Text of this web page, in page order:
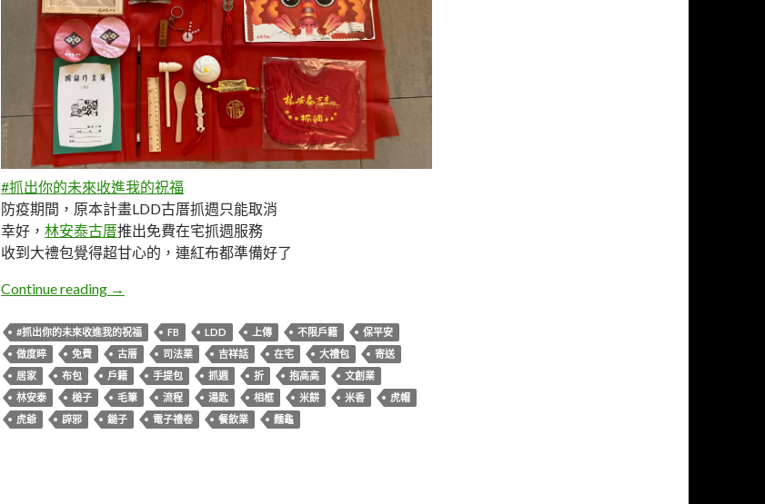
#抓出你的未來收進我的祝福
防疫期間，原本計畫LDD古厝抓週只能取消
幸好， 林安泰古厝推出免費在宅抓週服務
收到大禮包覺得超甘心的，連紅布都準備好了
Continue reading DD。林安泰古厝居家抓週
→
#抓出你的未來收進我的祝福 FB LDD 上傳 不限戶籍
保平安
做度晬
免費 古厝 司法業 吉祥話 在宅 大禮包
寄送
居家
布包 戶籍 手提包 抓週 折 抱高高
文創業
林安泰
槌子 毛筆 流程 湯匙 相框 米餅 米香
虎帽
虎爺
辟邪 鎚子 電子禮卷 餐飲業 麵龜